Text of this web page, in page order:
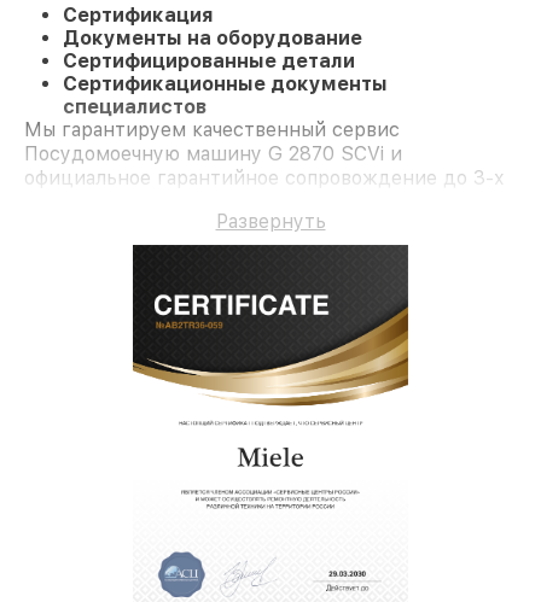
Сертификация
Документы на оборудование
Сертифицированные детали
Сертификационные документы
специалистов
Мы гарантируем качественный сервис
Посудомоечную машину G 2870 SCVi и
официальное гарантийное сопровождение до 3-х
Развернуть